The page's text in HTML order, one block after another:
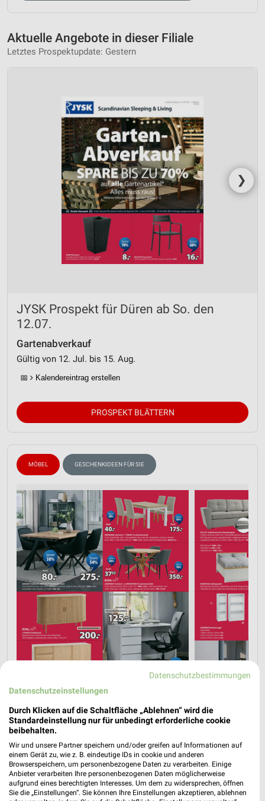
Aktuelle Angebote in dieser Filiale
Letztes Prospektupdate: Gestern
❯
JYSK Prospekt für Düren ab So. den
12.07.
Gartenabverkauf
Gültig von 12. Jul. bis 15. Aug.
📅 Kalendereintrag erstellen
PROSPEKT BLÄTTERN
MÖBEL GESCHENKIDEEN FÜR SIE
Datenschutzbestimmungen
Datenschutzeinstellungen
Durch Klicken auf die Schaltfläche „Ablehnen“ wird die
Standardeinstellung nur für unbedingt erforderliche cookie
beibehalten.
Wir und unsere Partner speichern und/oder greifen auf Informationen auf
einem Gerät zu, wie z. B. eindeutige IDs in cookie und anderen
Browserspeichern, um personenbezogene Daten zu verarbeiten. Einige
Anbieter verarbeiten Ihre personenbezogenen Daten möglicherweise
aufgrund eines berechtigten Interesses. Um dem zu widersprechen, öffnen
Sie die „Einstellungen“. Sie können Ihre Einstellungen akzeptieren, ablehnen